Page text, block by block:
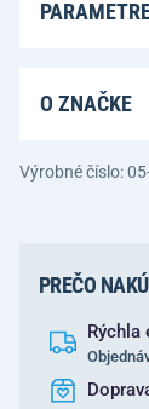
O ZNAČKE
Výrobné číslo:
PREČO
Rýchla